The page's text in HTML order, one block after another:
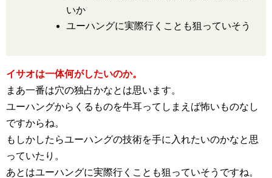
いか
ユーハングに実際行くことも狙っていそう
イサオは一体何がしたいのか。
まあ一番は穴の独占かなとは思います。
ユーハングからくるものを牛耳ってしまえば怖いものなし
ですからね。
もしかしたらユーハングの技術を手に入れたいのかなと思
っていたり。
あとはユーハングに実際行くことも狙っていそうですね。